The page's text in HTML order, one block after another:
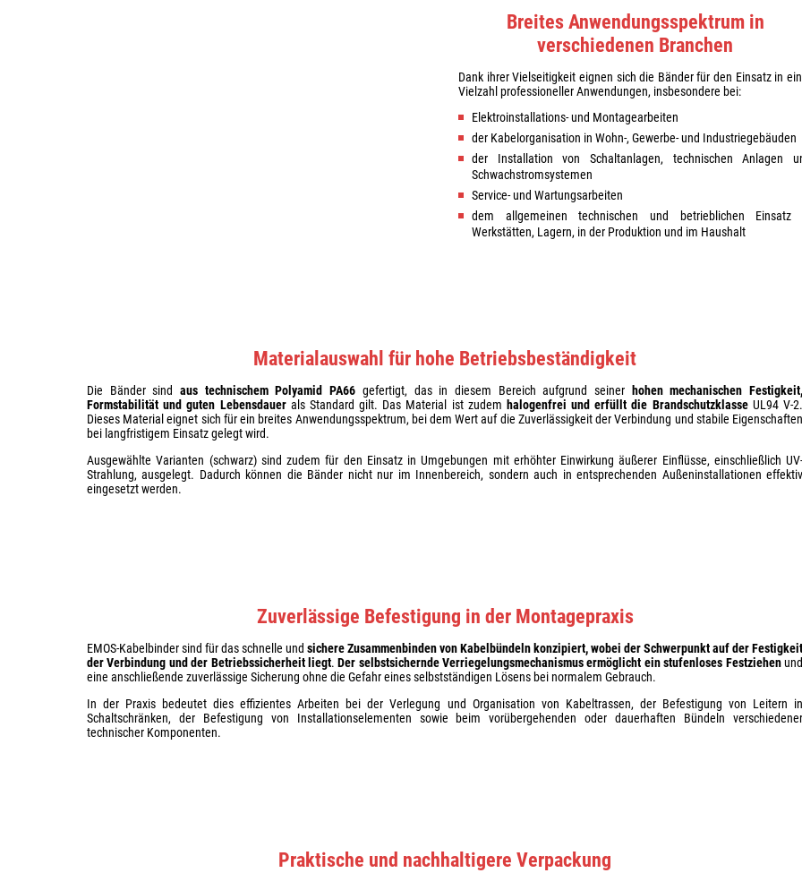
Breites Anwendungsspektrum in
verschiedenen Branchen
Dank ihrer Vielseitigkeit eignen sich die Bänder für den Einsatz in
Vielzahl professioneller Anwendungen, insbesondere bei:
Elektroinstallations- und Montagearbeiten
der Kabelorganisation in Wohn-, Gewerbe- und Industriegebäuden
der Installation von Schaltanlagen, technischen Anlagen
Schwachstromsystemen
Service- und Wartungsarbeiten
dem allgemeinen technischen und betrieblichen Einsatz
Werkstätten, Lagern, in der Produktion und im Haushalt
Materialauswahl für hohe Betriebsbeständigkeit
Die Bänder sindaus technischem Polyamid PA66 gefertigt, das in diesem Bereich aufgrund seiner
hohen mechanischen Festigkeit,
Formstabilität und guten Lebensdauerals Standard gilt. Das Material ist zudem halogenfrei und erfüllt die Brandschutzklasse UL94 V-2.
Dieses Material eignet sich für ein breites Anwendungsspektrum, bei dem Wert auf die Zuverlässigkeit der Verbindung und stabile Eigenschaften
bei langfristigem Einsatz gelegt wird.
Ausgewählte Varianten (schwarz) sind zudem für den Einsatz in Umgebungen mit erhöhter Einwirkung äußerer Einflüsse, einschließlich UV-
Strahlung, ausgelegt. Dadurch können die Bänder nicht nur im Innenbereich, sondern auch in entsprechenden Außeninstallationen effektiv
eingesetzt werden.
Zuverlässige Befestigung in der Montagepraxis
EMOS-Kabelbinder sind für das schnelle und sichere Zusammenbinden von Kabelbündeln konzipiert, wobei der Schwerpunkt auf der Festigkeit
der Verbindung und der Betriebssicherheit liegt.Der selbstsichernde Verriegelungsmechanismus ermöglicht ein stufenloses Festziehenund
eine anschließende zuverlässige Sicherung ohne die Gefahr eines selbstständigen Lösens bei normalem Gebrauch.
In der Praxis bedeutet dies effizientes Arbeiten bei der Verlegung und Organisation von Kabeltrassen, der Befestigung von Leitern in
Schaltschränken, der Befestigung von Installationselementen sowie beim vorübergehenden oder dauerhaften Bündeln verschiedener
technischer Komponenten.
Praktische und nachhaltigere Verpackung